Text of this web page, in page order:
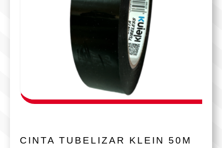
CINTA TUBELIZAR KLEIN 50M